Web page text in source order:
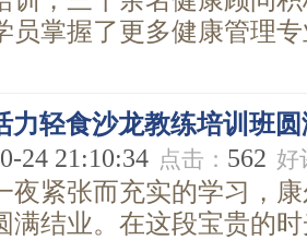
员掌握了更多健康管理
力轻食沙龙教练培训班
24 21:10:34 点击： 562 好
紧张而充实的学习，
满结业。在这段宝贵的